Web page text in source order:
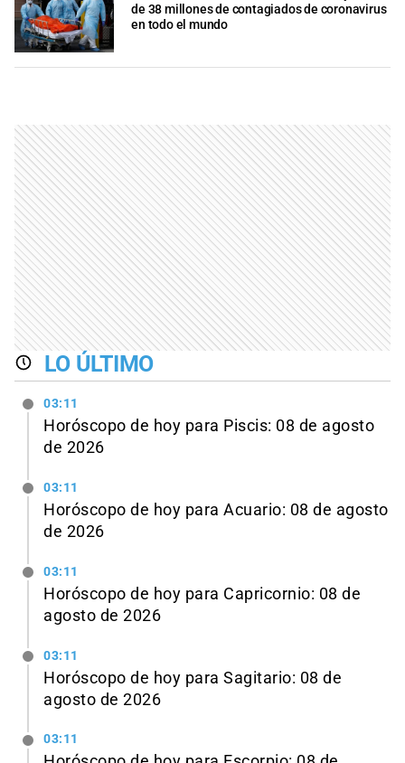
de 38 millones de contagiados de coronavirus
en todo el mundo
LO ÚLTIMO
03:11
Horóscopo de hoy para Piscis: 08 de agosto
de 2026
03:11
Horóscopo de hoy para Acuario: 08 de agosto
de 2026
03:11
Horóscopo de hoy para Capricornio: 08 de
agosto de 2026
03:11
Horóscopo de hoy para Sagitario: 08 de
agosto de 2026
03:11